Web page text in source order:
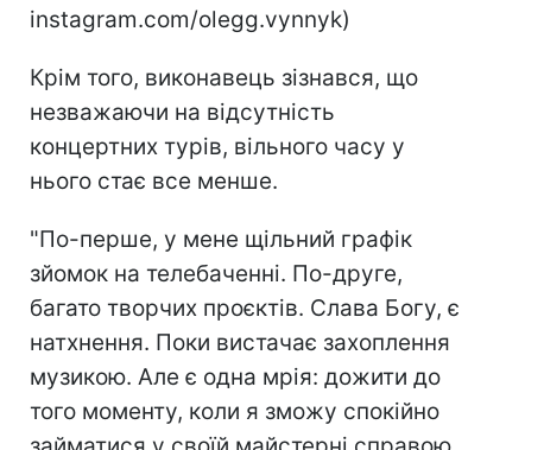
instagram.com/olegg.vynnyk)
Крім того, виконавець зізнався, що
незважаючи на відсутність
концертних турів, вільного часу у
нього стає все менше.
"По-перше, у мене щільний графік
зйомок на телебаченні. По-друге,
багато творчих проєктів. Слава Богу, є
натхнення. Поки вистачає захоплення
музикою. Але є одна мрія: дожити до
того моменту, коли я зможу спокійно